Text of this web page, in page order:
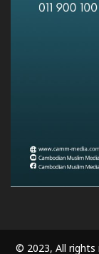
© 2023, All rights